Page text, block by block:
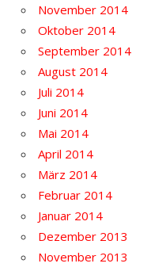
November 2014
Oktober 2014
September 2014
August 2014
Juli 2014
Juni 2014
Mai 2014
April 2014
März 2014
Februar 2014
Januar 2014
Dezember 2013
November 2013